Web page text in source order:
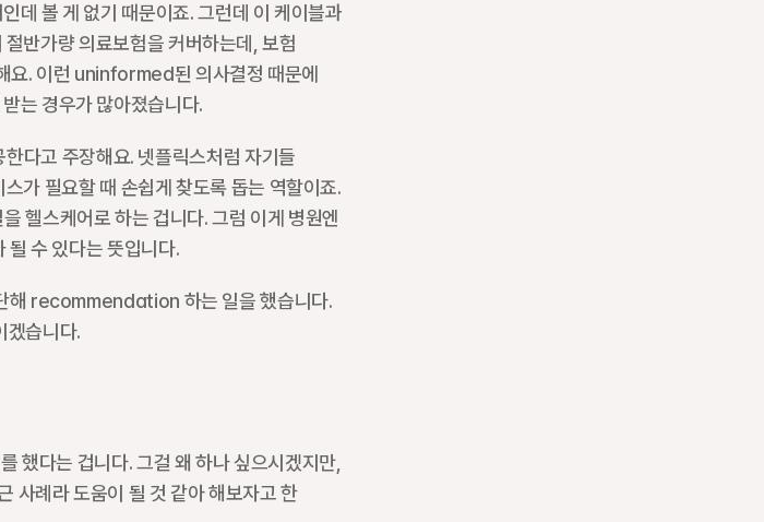
데 볼 게 없기 때문이죠. 그런데 이 케이블과
반가량 의료보험을 커버하는데, 보험
요. 이런 uninformed된 의사결정 때문에
는 경우가 많아졌습니다.
고 주장해요. 넷플릭스처럼 자기들
필요할 때 손쉽게 찾도록 돕는 역할이죠.
헬스케어로 하는 겁니다. 그럼 이게 병원엔
수 있다는 뜻입니다.
해 recommendation 하는 일을 했습니다.
겠습니다.
했다는 겁니다. 그걸 왜 하나 싶으시겠지만,
사례라 도움이 될 것 같아 해보자고 한